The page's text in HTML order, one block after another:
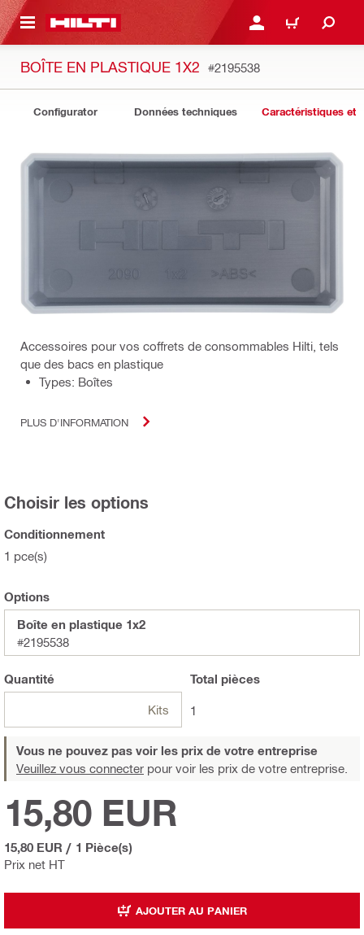
SE CONNECTER OU
PANIER
BOÎTE EN PLASTIQUE 1X2 #2195538
Configurator Données techniques Caractéristiques et
Accessoires pour vos coffrets de consommables Hilti, tels
que des bacs en plastique
Types: Boîtes
PLUS D'INFORMATION
Choisir les options
Conditionnement
1 pce(s)
Options
Boîte en plastique 1x2
#2195538
Quantité
Kits
Total pièces
1
Vous ne pouvez pas voir les prix de votre entreprise
Veuillez vous connecter pour voir les prix de votre entreprise.
Prix net HT
15,80 EUR
15,80 EUR / 1 Pièce(s)
AJOUTER AU PANIER